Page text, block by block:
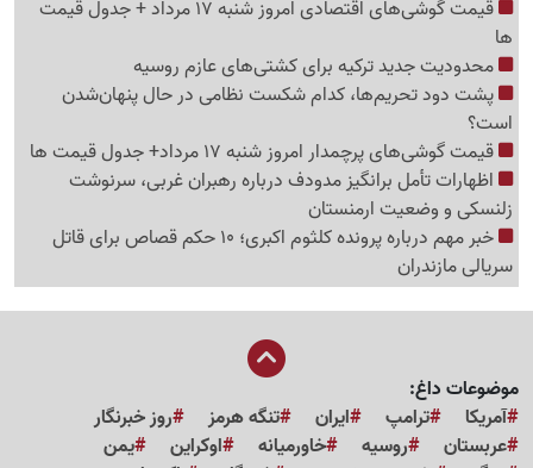
قیمت گوشی‌های اقتصادی امروز شنبه 17 مرداد + جدول قیمت
ها
محدودیت جدید ترکیه برای کشتی‌های عازم روسیه
پشت دود تحریم‌ها، کدام شکست نظامی در حال پنهان‌شدن
است؟
قیمت گوشی‌های پرچمدار امروز شنبه 17 مرداد+ جدول قیمت ها
اظهارات تأمل برانگیز مدودف درباره رهبران غربی، سرنوشت
زلنسکی و وضعیت ارمنستان
خبر مهم درباره پرونده کلثوم اکبری؛ 10 حکم قصاص برای قاتل
سریالی مازندران
موضوعات داغ:
آمریکا
ترامپ ایران تنگه هرمز
روز خبرنگار
عربستان
روسیه خاورمیانه اوکراین
یمن